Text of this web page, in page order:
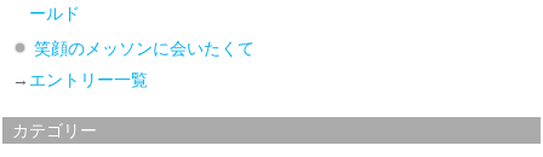
ールド
笑顔のメッソンに会いたくて
→ エントリー一覧
カテゴリー